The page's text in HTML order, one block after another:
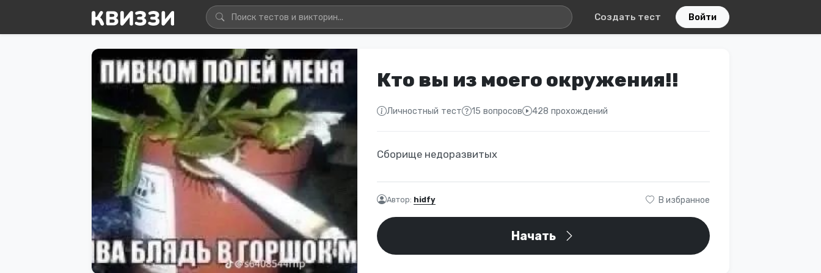
Создать тест Войти
Кто вы из моего окружения!!
Личностный тест 15 вопросов 428 прохождений
Сборище недоразвитых
Автор: hidfy В избранное
Начать